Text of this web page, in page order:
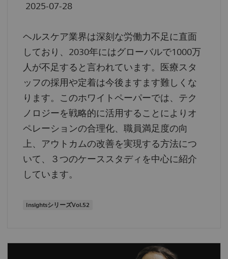
2025-07-28
ヘルスケア業界は深刻な労働力不足に直面
しており、2030年にはグローバルで1000万
人が不足すると言われています。医療スタ
ッフの採用や定着は今後ますます難しくな
ります。このホワイトペーパーでは、テク
ノロジーを戦略的に活用することによりオ
ペレーションの合理化、職員満足度の向
上、アウトカムの改善を実現する方法につ
いて、３つのケーススタディを中心に紹介
しています。
InsightsシリーズVol.52